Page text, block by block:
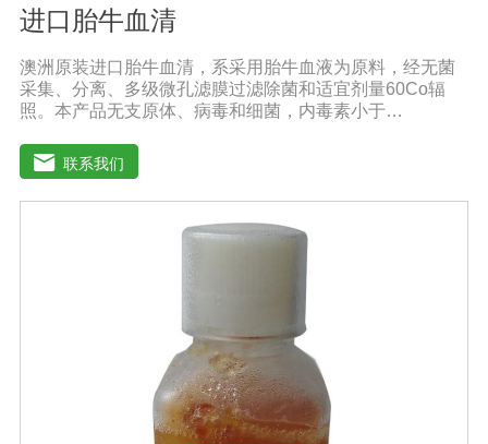
进口胎牛血清
澳洲原装进口胎牛血清，系采用胎牛血液为原料，经无菌
采集、分离、多级微孔滤膜过滤除菌和适宜剂量60Co辐
照。本产品无支原体、病毒和细菌，内毒素小于
细胞及多种细胞株的培养、扩增和保藏、组织器官的分
离、培养及单克隆抗体的制备和疫苗的研制及生产。质量
标准：符合《中华人民共和国药典》2020版、符合《中华
人民共和国兽药典》2020版、欧洲药典、美国药典质量标
准。规格：500ml/瓶保存：-15℃―-20℃有效期：5年注
意事项：解冻：采用逐步解冻法（ -20℃→2-8℃→ 室
温），可减少沉淀的产生使血清质量不会受到影响。
联系我们